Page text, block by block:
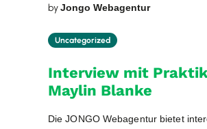
byJongo Webagentur
Uncategorized
Interview mit
Maylin Blanke
Die JONGO Webagentur bietet